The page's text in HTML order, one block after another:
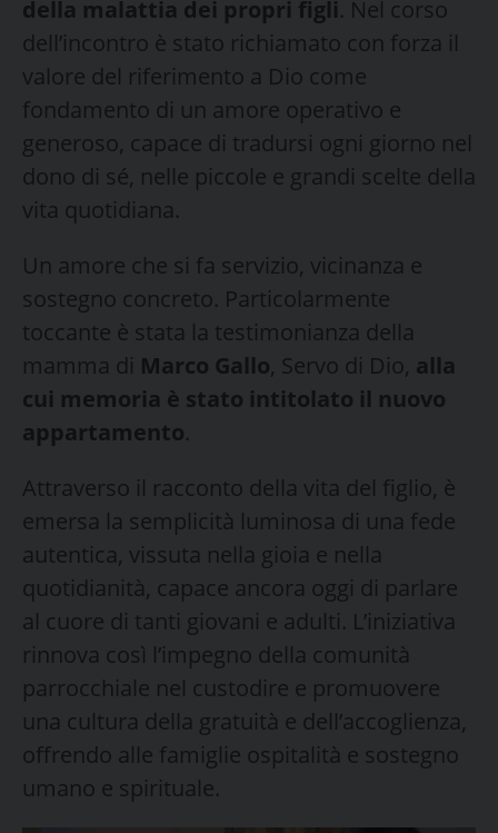
della malattia dei propri figli. Nel corso
dell’incontro è stato richiamato con forza il
valore del riferimento a Dio come
fondamento di un amore operativo e
generoso, capace di tradursi ogni giorno nel
dono di sé, nelle piccole e grandi scelte della
vita quotidiana.
Un amore che si fa servizio, vicinanza e
sostegno concreto. Particolarmente
toccante è stata la testimonianza della
mamma di Marco Gallo, Servo di Dio, alla
cui memoria è stato intitolato il nuovo
appartamento.
Attraverso il racconto della vita del figlio, è
emersa la semplicità luminosa di una fede
autentica, vissuta nella gioia e nella
quotidianità, capace ancora oggi di parlare
al cuore di tanti giovani e adulti. L’iniziativa
rinnova così l’impegno della comunità
parrocchiale nel custodire e promuovere
una cultura della gratuità e dell’accoglienza,
offrendo alle famiglie ospitalità e sostegno
umano e spirituale.